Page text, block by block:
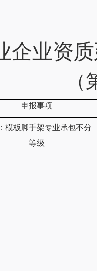
企业资质
（
申报事项
模板脚手架专业承包不分
等级